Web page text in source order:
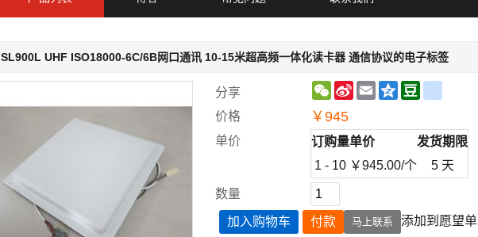
SL900L UHF ISO18000-6C/6B网口通讯 10-15米超高频一体化读卡器 通信协议的电子标签
分享 WeChat
Sina
Weibo
EmailQzone
价格 ￥945
单价 订购量单价
发货期限
1 - 10 ￥945.00/个 5 天
数量
加入购物车 付款 马上联系 添加到愿望单